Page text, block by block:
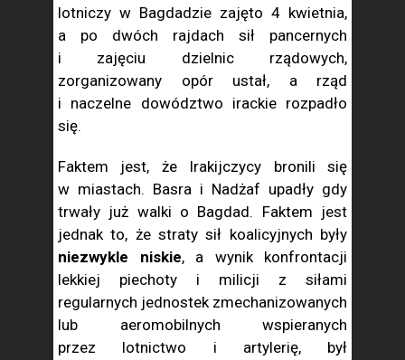
lotniczy w Bagdadzie zajęto 4 kwietnia,
a po dwóch rajdach sił pancernych
i zajęciu dzielnic rządowych,
zorganizowany opór ustał, a rząd
i naczelne dowództwo irackie rozpadło
się.
Faktem jest, że Irakijczycy bronili się
w miastach. Basra i Nadżaf upadły gdy
trwały już walki o Bagdad. Faktem jest
jednak to, że straty sił koalicyjnych były
niezwykle niskie, a wynik konfrontacji
lekkiej piechoty i milicji z siłami
regularnych jednostek zmechanizowanych
lub aeromobilnych wspieranych
przez lotnictwo i artylerię, był